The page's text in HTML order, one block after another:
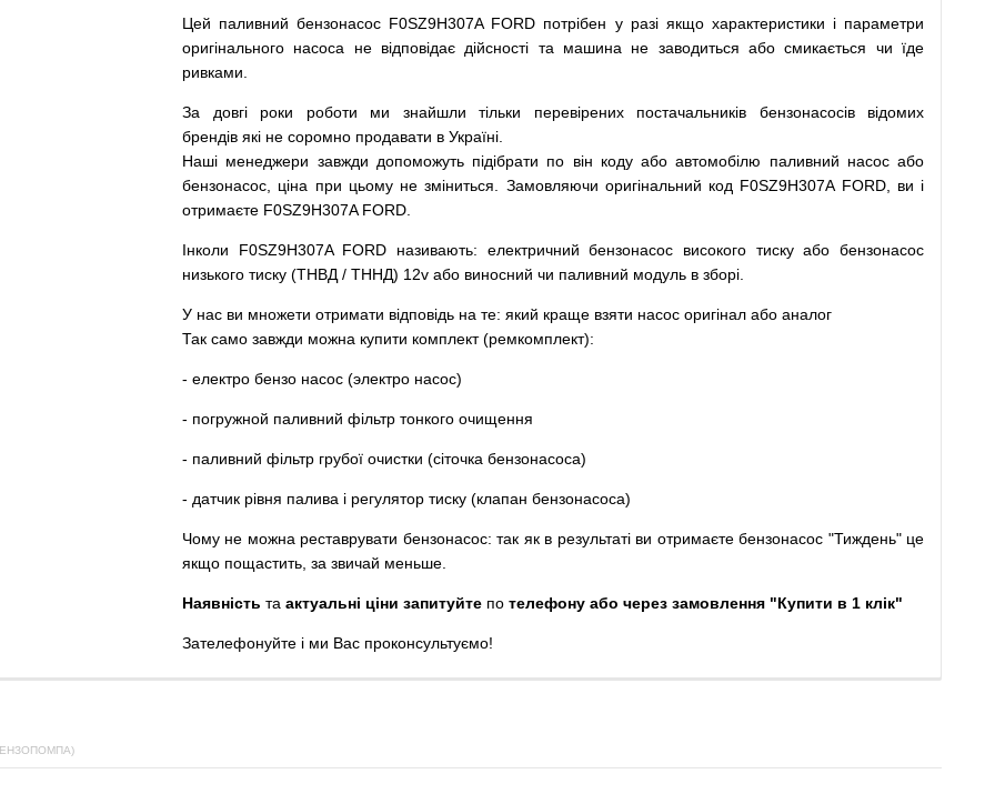
Цей паливний бензонасос F0SZ9H307A FORD потрібен у разі якщо характеристики і параметри
оригінального насоса не відповідає дійсності та машина не заводиться або смикається чи їде
ривками
За довгі роки роботи ми знайшли тільки перевірених постачальників
бензонасосів відомих
брендів які не соромно продавати в Україні.
Наші менеджери завжди допоможуть підібрати по він коду або автомобілю паливний насос або
бензонасос
ціна при цьому не зміниться Замовляючи оригінальний код F0SZ9H307A FORD, ви і
отримаєте F0SZ9H307A FORD.
Інколи F0SZ9H307A FORD називають: електричний бензонасос високого тиску або бензонасос
низького тиску (ТНВД / ТННД) 12v або виносний чи паливний модуль в зборі
У нас ви множети отримати відповідь на те: який краще взяти насос оригінал або аналог
Так само завжди можна купити комплект (ремкомплект):
- електро бензо насос (электро насос)
- погружной паливний фільтр тонкого очищення
- паливний фільтр грубої очистки (сіточка бензонасоса)
- датчик рівня палива і регулятор тиску (клапан бензонасоса)
Чому не можна реставрувати бензонасос: так як в результаті ви отримаєте бензонасос "Тиждень" це
якщо пощастить, за звичай меньше.
Наявність та актуальні ціни запитуйте по телефону або через замовлення "Купити в 1 клік"
Зателефонуйте і ми Вас проконсультуємо!